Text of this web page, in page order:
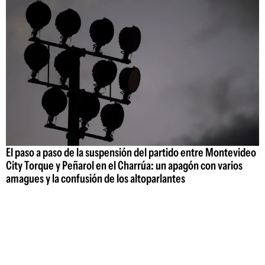
El paso a paso de la suspensión del partido entre Montevideo
City Torque y Peñarol en el Charrúa: un apagón con varios
amagues y la confusión de los altoparlantes